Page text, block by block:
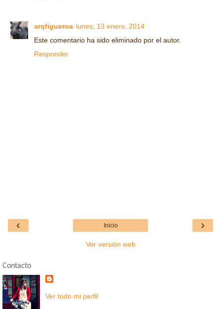
arqfigueroa lunes, 13 enero, 2014
Este comentario ha sido eliminado por el autor.
Responder
‹ ›
Inicio
Ver versión web
Contacto
Ver todo mi perfil